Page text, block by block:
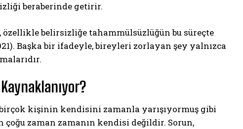
beraberinde getirir.
belirsizliğe tahammülsüzlüğün bu süreçte
Başka bir ifadeyle, bireyleri zorlayan şey yalnızca
kişinin kendisini zamanla yarışıyormuş gibi
zaman zamanın kendisi değildir. Sorun,